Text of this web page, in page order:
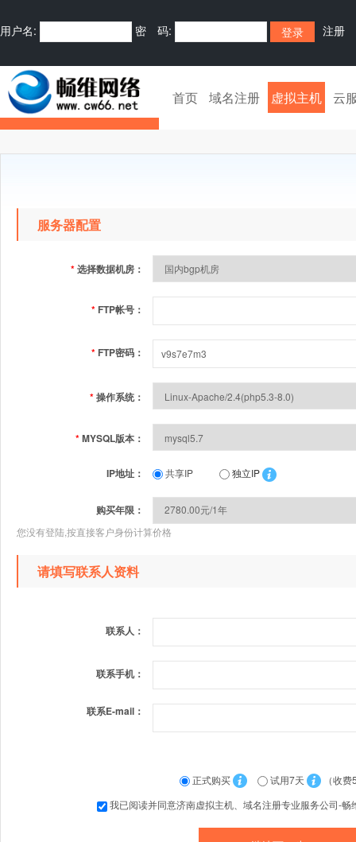
用户名: 密 码: 注册
首页 域名注册 虚拟主机 云
服务器配置
*选择数据机房：
* FTP帐号：
* FTP密码：
*操作系统：
*MYSQL版本：
IP地址： 共享IP 独立IP
购买年限：
您没有登陆,按直接客户身份计算价格
请填写联系人资料
联系人：
联系手机：
联系E-mail：
正式购买 试用7天
（收费
我已阅读并同意济南虚拟主机、域名注册专业服务公司-畅